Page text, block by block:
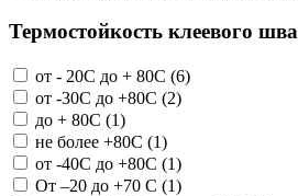
Термостойкость клеевого шва
от - 20C до + 80C (6)
от -30C до +80C (2)
до + 80C (1)
не более +80С (1)
от -40С до +80С (1)
От –20 до +70 С (1)